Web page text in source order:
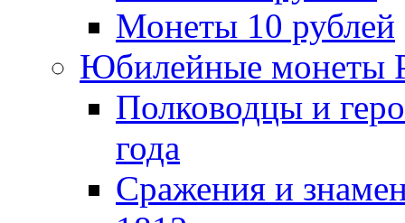
Монеты 10 рублей
Юбилейные монеты
Полководцы и
года
Сражения и